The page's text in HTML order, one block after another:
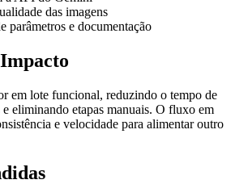
das imagens
parâmetros e documentação
em lote funcional, reduzindo o tempo de
eliminando etapas manuais. O fluxo em
e velocidade para alimentar outro